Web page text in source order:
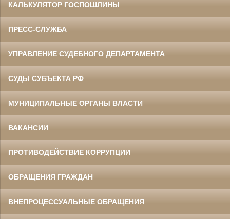
КАЛЬКУЛЯТОР ГОСПОШЛИНЫ
ПРЕСС-СЛУЖБА
УПРАВЛЕНИЕ СУДЕБНОГО ДЕПАРТАМЕНТА
СУДЫ СУБЪЕКТА РФ
МУНИЦИПАЛЬНЫЕ ОРГАНЫ ВЛАСТИ
ВАКАНСИИ
ПРОТИВОДЕЙСТВИЕ КОРРУПЦИИ
ОБРАЩЕНИЯ ГРАЖДАН
ВНЕПРОЦЕССУАЛЬНЫЕ ОБРАЩЕНИЯ